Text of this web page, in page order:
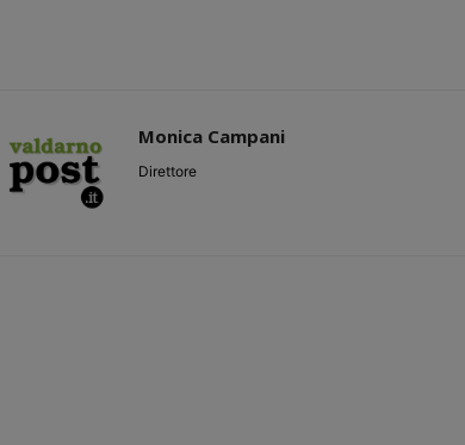
Monica Campani
Direttore